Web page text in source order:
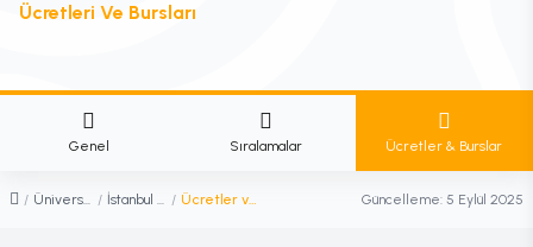
Ücretleri Ve Bursları
Genel Sıralamalar Ücretler & Burslar
/ Üniversiteler / İstanbul Ticaret Üniversitesi / Ücretler ve Burslar Güncelleme: 5 Eylül 2025